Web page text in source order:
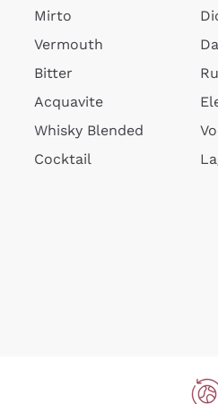
Mirto
Vermouth
Bitter
Acquavite
Whisky Blended
Cocktail